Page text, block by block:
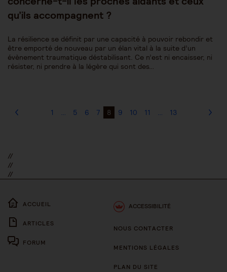
qu’ils accompagnent ?
La résilience se définit par une capacité à pouvoir rebondir et
être emporté de nouveau par un élan vital à la suite d’un
évènement traumatique déstabilisant. Ce n’est ni encaisser, ni
résister, ni prendre à la légère qui sont des…
1 … 5 6 7 8 9 10 11 … 13
//
//
//
ACCUEIL
ARTICLES
FORUM
ACCESSIBILITÉ
NOUS CONTACTER
MENTIONS LÉGALES
PLAN DU SITE